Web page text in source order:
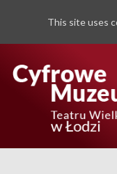
This site uses